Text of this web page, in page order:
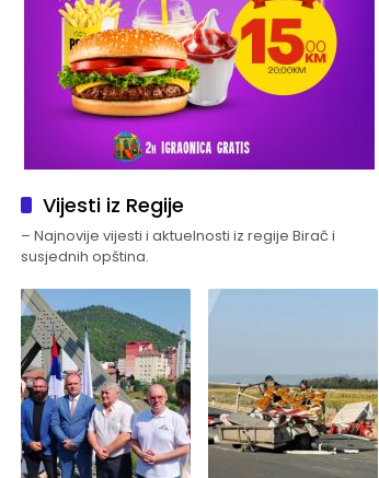
Vijesti iz Regije
– Najnovije vijesti i aktuelnosti iz regije Birač i
susjednih opština.